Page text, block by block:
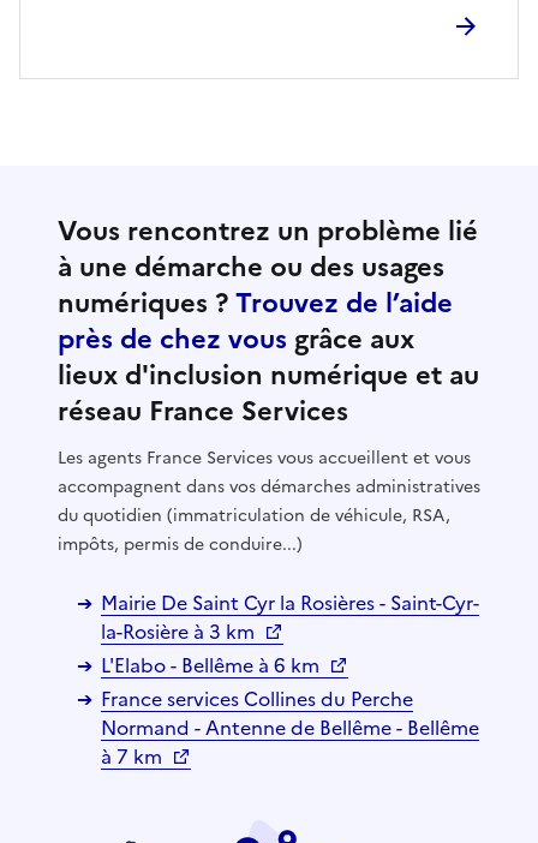
Vous rencontrez un problème lié
à une démarche ou des usages
numériques ?Trouvez de l’aide
près de chez vous grâce aux
lieux d'inclusion numérique et au
réseau France Services
Les agents France Services vous accueillent et vous
accompagnent dans vos démarches administratives
du quotidien (immatriculation de véhicule, RSA,
impôts, permis de conduire...)
Mairie De Saint Cyr la Rosières - Saint-Cyr-
la-Rosière à 3 km
L'Elabo - Bellême à 6 km
France services Collines du Perche
Normand - Antenne de Bellême - Bellême
à 7 km